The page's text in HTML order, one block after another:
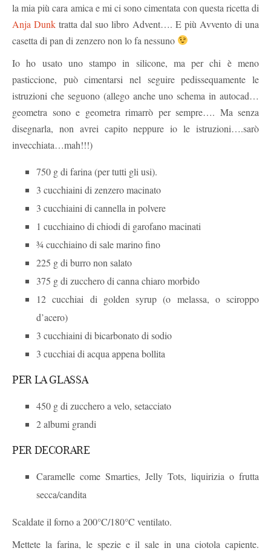
la mia più cara amica e mi ci sono cimentata con questa ricetta di
Anja Dunk tratta dal suo libro Advent…. E più Avvento di una
casetta di pan di zenzero non lo fa nessuno
Io ho usato uno stampo in silicone, ma per chi è meno
pasticcione, può cimentarsi nel seguire pedissequamente le
istruzioni che seguono (allego anche uno schema in autocad…
geometra sono e geometra rimarrò per sempre…. Ma senza
disegnarla, non avrei capito neppure io le istruzioni….sarò
invecchiata…mah!!!)
750 g di farina (per tutti gli usi).
3 cucchiaini di zenzero macinato
3 cucchiaini di cannella in polvere
1 cucchiaino di chiodi di garofano macinati
¾ cucchiaino di sale marino fino
225 g di burro non salato
375 g di zucchero di canna chiaro morbido
12 cucchiai di golden syrup (o melassa, o sciroppo
d’acero)
3 cucchiaini di bicarbonato di sodio
3 cucchiai di acqua appena bollita
PER LA GLASSA
450 g di zucchero a velo, setacciato
2 albumi grandi
PER DECORARE
Caramelle come Smarties, Jelly Tots, liquirizia o frutta
secca/candita
Scaldate il forno a 200°C/180°C ventilato.
Mettete la farina, le spezie e il sale in una ciotola capiente.